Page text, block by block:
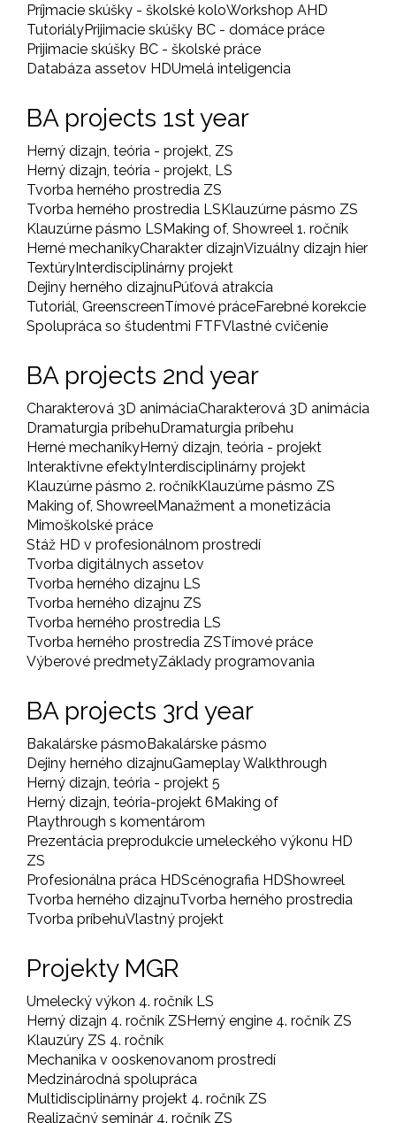
Príjmacie skúšky - školské koloWorkshop AHD
TutoriályPrijimacie skúšky BC - domáce práce
Prijimacie skúšky BC - školské práce
Databáza assetov HDUmelá inteligencia
BA projects 1st year
Herný dizajn, teória - projekt, ZS
Herný dizajn, teória - projekt, LS
Tvorba herného prostredia ZS
Tvorba herného prostredia LSKlauzúrne pásmo ZS
Klauzúrne pásmo LSMaking of, Showreel 1. ročník
Herné mechanikyCharakter dizajnVizuálny dizajn hier
TextúryInterdisciplinárny projekt
Dejiny herného dizajnuPúťová atrakcia
Tutoriál, GreenscreenTímové práceFarebné korekcie
Spolupráca so študentmi FTFVlastné cvičenie
BA projects 2nd year
Charakterová 3D animáciaCharakterová 3D animácia
Dramaturgia príbehuDramaturgia príbehu
Herné mechanikyHerný dizajn, teória - projekt
Interaktívne efektyInterdisciplinárny projekt
Klauzúrne pásmo 2. ročníkKlauzúrne pásmo ZS
Making of, ShowreelManažment a monetizácia
Mimoškolské práce
Stáž HD v profesionálnom prostredí
Tvorba digitálnych assetov
Tvorba herného dizajnu LS
Tvorba herného dizajnu ZS
Tvorba herného prostredia LS
Tvorba herného prostredia ZSTímové práce
Výberové predmetyZáklady programovania
BA projects 3rd year
Bakalárske pásmoBakalárske pásmo
Dejiny herného dizajnuGameplay Walkthrough
Herný dizajn, teória - projekt 5
Herný dizajn, teória-projekt 6Making of
Playthrough s komentárom
Prezentácia preprodukcie umeleckého výkonu HD
ZS
Profesionálna práca HDScénografia HDShowreel
Tvorba herného dizajnuTvorba herného prostredia
Tvorba príbehuVlastný projekt
Projekty MGR
Umelecký výkon 4. ročník LS
Herný dizajn 4. ročník ZSHerný engine 4. ročník ZS
Klauzúry ZS 4. ročník
Mechanika v ooskenovanom prostredí
Medzinárodná spolupráca
Multidisciplinárny projekt 4. ročník ZS
Realizačný seminár 4. ročník ZS